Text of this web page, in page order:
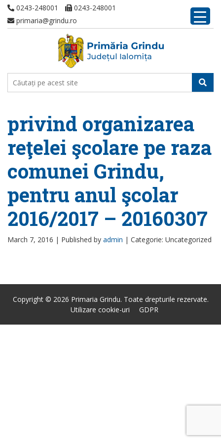
0243-248001
0243-248001
primaria@grindu.ro
privind organizarea
reţelei şcolare pe raza
comunei Grindu,
pentru anul şcolar
2016/2017 – 20160307
March 7, 2016 | Published by admin | Categorie: Uncategorized
Copyright © 2026 Primaria Grindu. Toate drepturile rezervate.
Utilizare cookie-uri
GDPR